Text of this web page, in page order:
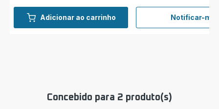
Adicionar ao carrinho Notificar-me
Filtro
Concebido para 2 produto(s)